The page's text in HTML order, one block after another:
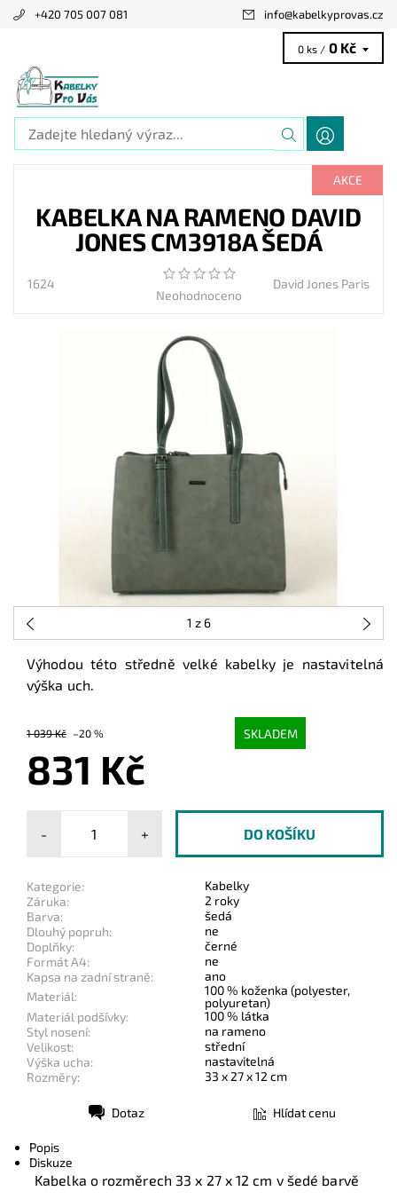
+420 705 007 081 info@kabelkyprovas.cz
0 ks / 0 Kč
AKCE
KABELKA NA RAMENO DAVID
JONES CM3918A ŠEDÁ
1624
Neohodnoceno
David Jones Paris
1 z 6
Výhodou této středně velké kabelky je nastavitelná
výška uch.
1 039 Kč –20 % SKLADEM
831 Kč
- +
Kategorie:
Kabelky
Záruka:
2 roky
Barva:
šedá
Dlouhý popruh:
ne
Doplňky:
černé
Formát A4:
ne
Kapsa na zadní straně:
ano
Materiál:
100 % koženka (polyester,
polyuretan)
Materiál podšívky:
100 % látka
Styl nosení:
na rameno
Velikost:
střední
Výška ucha:
nastavitelná
Rozměry:
33 x 27 x 12 cm
Dotaz Hlídat cenu
Popis
Diskuze
Kabelka o rozměrech 33 x 27 x 12 cm v šedé barvě